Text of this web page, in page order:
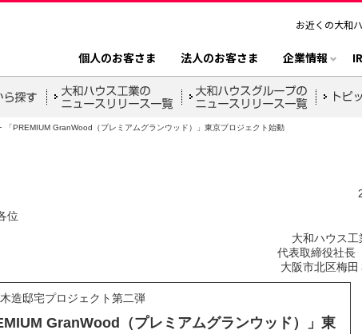
お近くの大和
個人のお客さま 法人のお客さま 企業情報
「PREMIUM GranWood（プレミアムグランウッド）」東京プロジェクト始動
位
大和ハウス
代表取締役社
大阪市北区梅
造邸宅プロジェクト第二弾
GranWood（プレミアムグランウッド）」東